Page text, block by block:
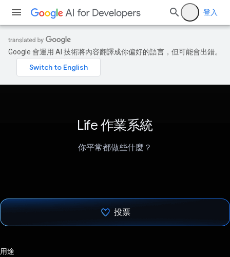
登入
Google 會運用 AI 技術將內容翻譯成你偏好的語言，但可能會出錯。
Life 作業系統
你平常都做些什麼？
投票
用途